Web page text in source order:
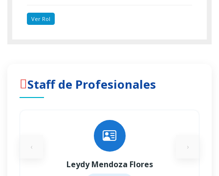
Ver Rol
Staff de Profesionales
Leydy Mendoza Flores
‹ ›